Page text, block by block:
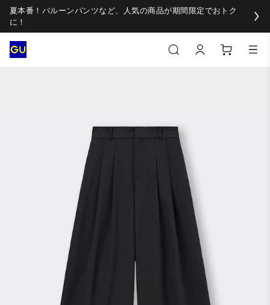
夏本番！バルーンパンツなど、人気の商品が期間限定でおトク
に！